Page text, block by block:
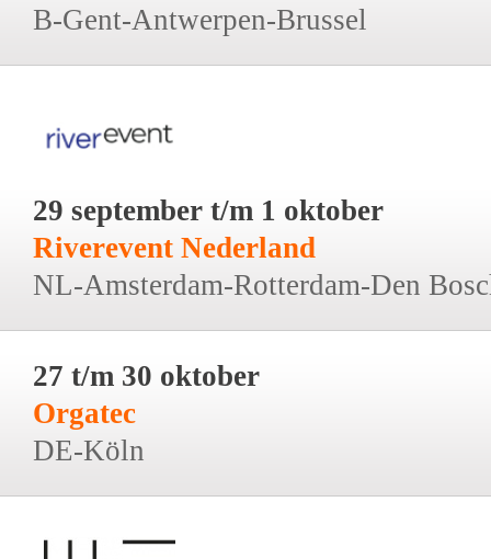
B-Gent-Antwerpen-Brussel
29 september t/m 1 oktober
Riverevent Nederland
NL-Amsterdam-Rotterdam-Den
27 t/m 30 oktober
Orgatec
DE-Köln